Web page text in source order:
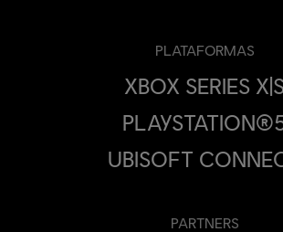
PLATAFORMAS
XBOX SERIES X|S
UBISOFT
PARTNERS